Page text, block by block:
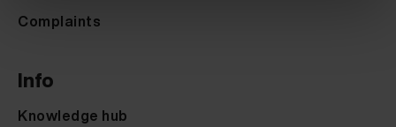
Complaints
Info
Knowledge hub